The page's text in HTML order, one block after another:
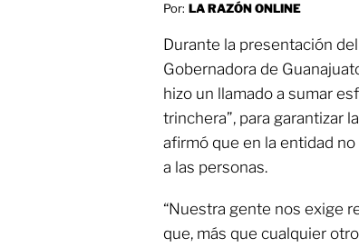
Por: LA RAZÓN ONLINE
Durante la presentación
Gobernadora de
hizo un llamado a sumar
trinchera”, para garantizar
afirmó que en la entidad
a las personas.
“Nuestra gente nos exige
que, más que cualquier